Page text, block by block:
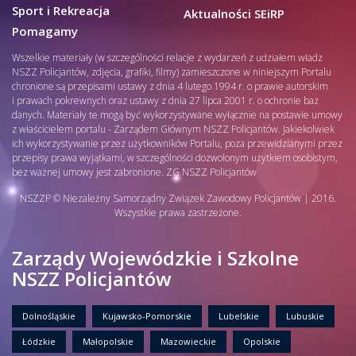
Sport i Rekreacja
Pomagamy
Aktualności SEiRP
Wszelkie materiały (w szczególności relacje z wydarzeń z udziałem władz
NSZZ Policjantów, zdjęcia, grafiki, filmy) zamieszczone w niniejszym Portalu
chronione są przepisami ustawy z dnia 4 lutego 1994 r. o prawie autorskim
i prawach pokrewnych oraz ustawy z dnia 27 lipca 2001 r. o ochronie baz
danych. Materiały te mogą być wykorzystywane wyłącznie na postawie umowy
z właścicielem portalu - Zarządem Głównym NSZZ Policjantów. Jakiekolwiek
ich wykorzystywanie przez użytkowników Portalu, poza przewidzianymi przez
przepisy prawa wyjątkami, w szczególności dozwolonym użytkiem osobistym,
bez ważnej umowy jest zabronione. ZG NSZZ Policjantów
NSZZP © Niezależny Samorządny Związek Zawodowy Policjantów | 2016.
Wszystkie prawa zastrzeżone.
Zarządy Wojewódzkie i Szkolne
NSZZ Policjantów
Dolnośląskie Kujawsko-Pomorskie Lubelskie Lubuskie
Łódzkie Małopolskie Mazowieckie Opolskie